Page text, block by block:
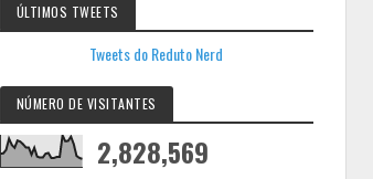
ÚLTIMOS TWEETS
Tweets do Reduto Nerd
NÚMERO DE VISITANTES
2,828,569